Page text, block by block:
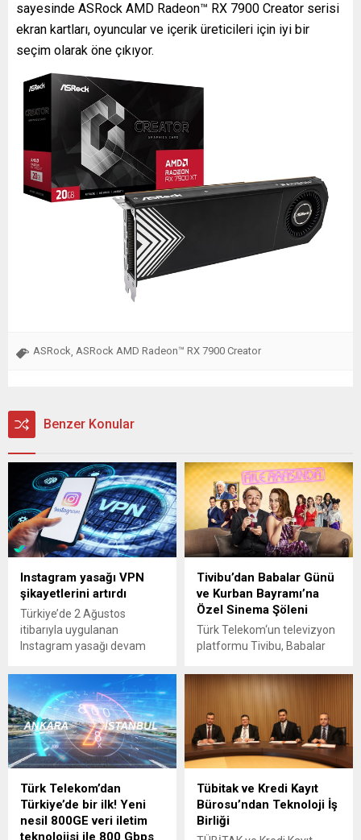
sayesinde ASRock AMD Radeon™ RX 7900 Creator serisi
ekran kartları, oyuncular ve içerik üreticileri için iyi bir
seçim olarak öne çıkıyor.
ASRock ASRock AMD Radeon™ RX 7900 Creator
Benzer Konular
Instagram yasağı VPN
şikayetlerini artırdı
Türkiye’de 2 Ağustos
itibarıyla uygulanan
Instagram yasağı devam
engelinin kalkmasına dair
isteklerini Şikayetvar’a
iletirken, ilgili kurumun
şikayetleri son bir haftada
yüzde 162 arttı. Öte yandan
VPN (Sanal Özel Ağ),
alternatifi oldu. VPN’lere
artan talep şikayetleri de
beraberinde getirdi. Bilgi
Tivibu’dan Babalar Günü
ve Kurban Bayramı’na
Özel Sinema Şöleni
Türk Telekom‘un televizyon
platformu Tivibu, Babalar
unutulmaz bir sinema
izleyicilere özel bir program
sunuyor. Haziran ayı
boyunca, ailelerin birlikte
keyifle vakit geçirebileceği
filmlerden oluşan bir seçki
hazırlayan Tivibu, bu özel
günlerde ekranları adeta bir
Türk Telekom’dan
Türkiye’de bir ilk! Yeni
nesil 800GE veri iletim
teknolojisi ile 800 Gbps
Tübitak ve Kredi Kayıt
Bürosu’ndan Teknoloji İş
Birliği